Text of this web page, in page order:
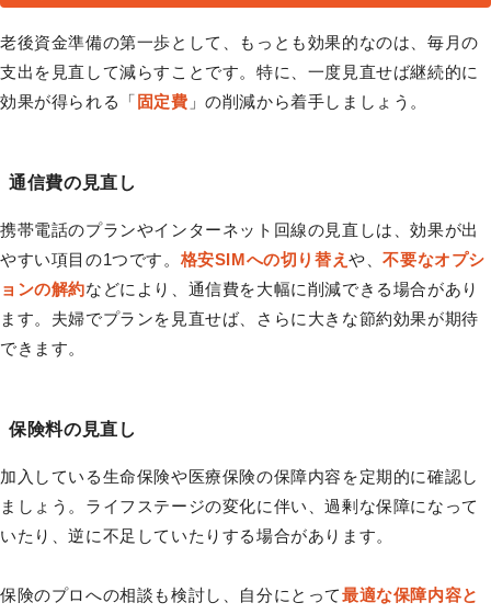
老後資金準備の第一歩として、もっとも効果的なのは、毎月の
支出を見直して減らすことです。特に、一度見直せば継続的に
効果が得られる「 固定費 」の削減から着手しましょう。
通信費の見直し
携帯電話のプランやインターネット回線の見直しは、効果が出
やすい項目の1つです。 格安SIMへの切り替えや、不要なオプシ
ョンの解約などにより、通信費を大幅に削減できる場合があり
ます。夫婦でプランを見直せば、さらに大きな節約効果が期待
できます。
保険料の見直し
加入している生命保険や医療保険の保障内容を定期的に確認し
ましょう。ライフステージの変化に伴い、過剰な保障になって
いたり、逆に不足していたりする場合があります。
保険のプロへの相談も検討し、自分にとって最適な保障内容と